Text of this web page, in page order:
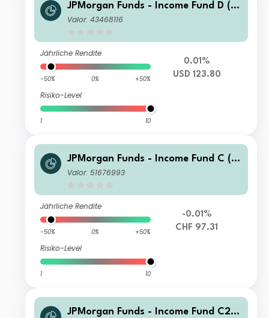
JPMorgan Funds - Income Fund D (ac
c) USD
Valor: 43468116
Jährliche Rendite
-50% 0% +50%
Risiko-Level
1 10
0.01%
USD 123.80
JPMorgan Funds - Income Fund C (a
cc) CHF (hedged)
Valor: 51676993
Jährliche Rendite
-50% 0% +50%
Risiko-Level
1 10
-0.01%
CHF 97.31
JPMorgan Funds - Income Fund C2